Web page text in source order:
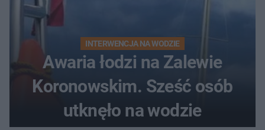
INTERWENCJA NA WODZIE
Awaria łodzi na Zalewie
Koronowskim. Sześć osób
utknęło na wodzie